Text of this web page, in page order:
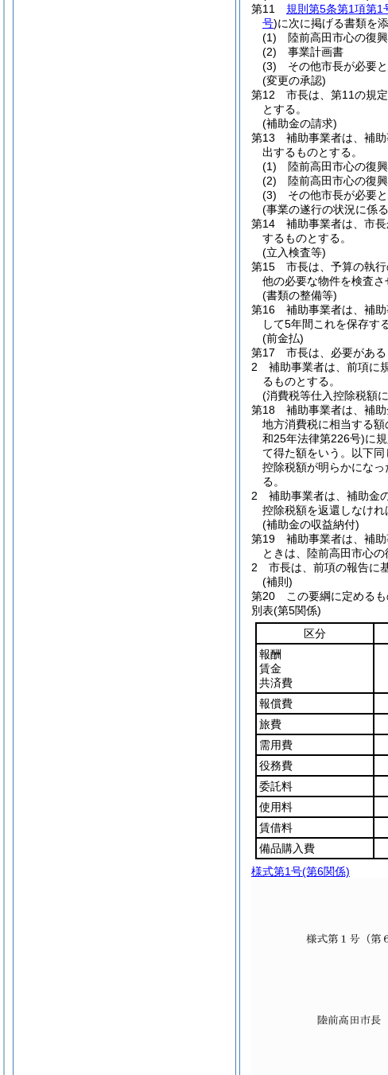
第11 規則第5条第1項第1
号)に次に掲げる書類を
(1) 陸前高田市心の復
(2) 事業計画書
(3) その他市長が必要
(変更の承認)
第12 市長は、第11の規定
とする。
(補助金の請求)
第13 補助事業者は、補助
出するものとする。
(1) 陸前高田市心の復
(2) 陸前高田市心の復
(3) その他市長が必要
(事業の遂行の状況に係
第14 補助事業者は、市長
するものとする。
(立入検査等)
第15 市長は、予算の執行
他の必要な物件を検査さ
(書類の整備等)
第16 補助事業者は、補助
して5年間これを保存す
(前金払)
第17 市長は、必要がある
2 補助事業者は、前項に
るものとする。
(消費税等仕入控除税額
第18 補助事業者は、補助
地方消費税に相当する
和25年法律第226号)に
て得た額をいう。以下同
控除税額が明らかにな
る。
2 補助事業者は、補助金
控除税額を返還しなけれ
(補助金の収益納付)
第19 補助事業者は、補助
ときは、陸前高田市心
2 市長は、前項の報告に
(補則)
第20 この要綱に定めるも
別表(第5関係)
区分
報酬
賃金
共済費
報償費
旅費
需用費
役務費
委託料
使用料
賃借料
備品購入費
様式第1号(第6関係)